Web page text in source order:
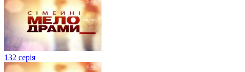
132 серія